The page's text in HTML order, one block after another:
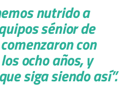
nutrido a
sénior de
con
ocho años, y
siga siendo así”.